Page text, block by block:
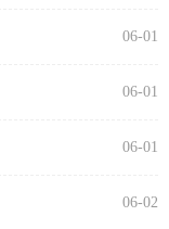
06-01
06-01
06-01
06-02